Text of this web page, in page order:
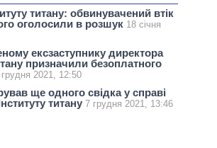
титану: обвинувачений втік
оголосили в розшук 18 січня
ексзаступнику директора
призначили безоплатного
грудня 2021, 12:50
ще одного свідка у справі
титану 7 грудня 2021, 13:46